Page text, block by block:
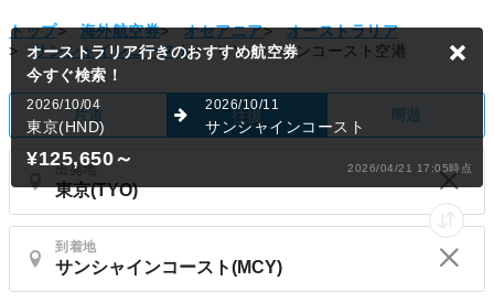
トップ> 海外航空券> オセアニア>
オーストラリア
>
サンシャインコースト> サンシャインコースト空港
片道 往復 周遊
出発地
到着地
オーストラリア行きのおすすめ航空券
今すぐ検索！
2026/10/04
東京(HND)
2026/10/11
サンシャインコースト
¥125,650～ 2026/04/21 17:05時点